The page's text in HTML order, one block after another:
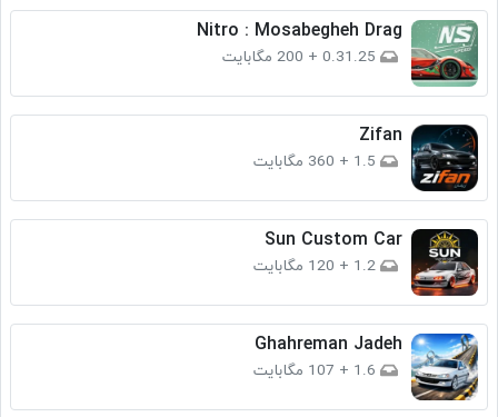
Nitro : Mosabegheh Drag
0.31.25
+ 200 مگابایت
Zifan
1.5
+ 360 مگابایت
Sun Custom Car
1.2
+ 120 مگابایت
Ghahreman Jadeh
1.6
+ 107 مگابایت